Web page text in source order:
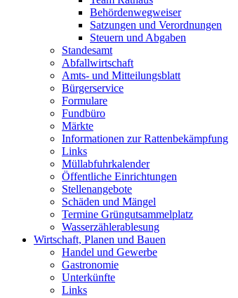
Behördenwegweiser
Satzungen und Verordnungen
Steuern und Abgaben
Standesamt
Abfallwirtschaft
Amts- und Mitteilungsblatt
Bürgerservice
Formulare
Fundbüro
Märkte
Informationen zur Rattenbekämpfung
Links
Müllabfuhrkalender
Öffentliche Einrichtungen
Stellenangebote
Schäden und Mängel
Termine Grüngutsammelplatz
Wasserzählerablesung
Wirtschaft, Planen und Bauen
Handel und Gewerbe
Gastronomie
Unterkünfte
Links